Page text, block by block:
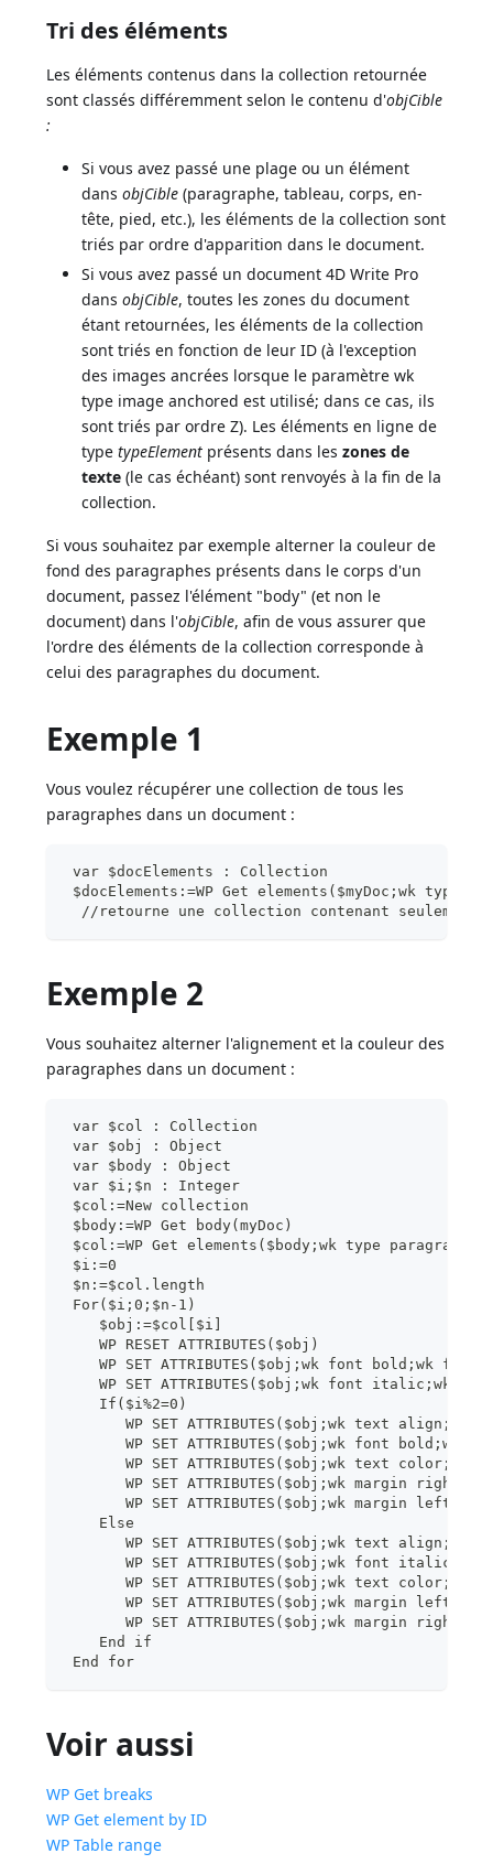
Tri des éléments
Les éléments contenus dans la collection retournée
sont classés différemment selon le contenu d'objCible
:
Si vous avez passé une plage ou un élément
dansobjCible (paragraphe, tableau, corps, en-
tête, pied, etc.), les éléments de la collection sont
triés par ordre d'apparition dans le document.
Si vous avez passé un document 4D Write Pro
dansobjCible, toutes les zones du document
étant retournées, les éléments de la collection
sont triés en fonction de leur ID (à l'exception
des images ancrées lorsque le paramètre wk
type image anchored est utilisé; dans ce cas, ils
sont triés par ordre Z). Les éléments en ligne de
typetypeElement présents dans leszones de
texte (le cas échéant) sont renvoyés à la fin de la
collection.
Si vous souhaitez par exemple alterner la couleur de
fond des paragraphes présents dans le corps d'un
document, passez l'élément "body" (et non le
document) dans l'objCible, afin de vous assurer que
l'ordre des éléments de la collection corresponde à
celui des paragraphes du document.
Exemple 1
Vous voulez récupérer une collection de tous les
paragraphes dans un document :
var $docElements : Collection
$docElements:=WP Get elements($myDoc;wk type
//retourne une collection contenant seulement
Exemple 2
Vous souhaitez alterner l'alignement et la couleur des
paragraphes dans un document :
var $col : Collection
var $obj : Object
var $body : Object
var $i;$n : Integer
$col:=New collection
$body:=WP Get body(myDoc)
$col:=WP Get elements($body;wk type paragraph)
$i:=0
$n:=$col.length
For($i;0;$n-1)
$obj:=$col[$i]
WP RESET ATTRIBUTES($obj)
WP SET ATTRIBUTES($obj;wk font bold;wk
WP SET ATTRIBUTES($obj;wk font italic;wk
If($i%2=0)
WP SET ATTRIBUTES($obj;wk text align;wk
WP SET ATTRIBUTES($obj;wk font bold;wk
WP SET ATTRIBUTES($obj;wk text
WP SET ATTRIBUTES($obj;wk margin
WP SET ATTRIBUTES($obj;wk margin
Else
WP SET ATTRIBUTES($obj;wk text align;wk
WP SET ATTRIBUTES($obj;wk font italic;wk
WP SET ATTRIBUTES($obj;wk text
WP SET ATTRIBUTES($obj;wk margin
WP SET ATTRIBUTES($obj;wk margin
End if
End for
Voir aussi
WP Get breaks
WP Get element by ID
WP Table range